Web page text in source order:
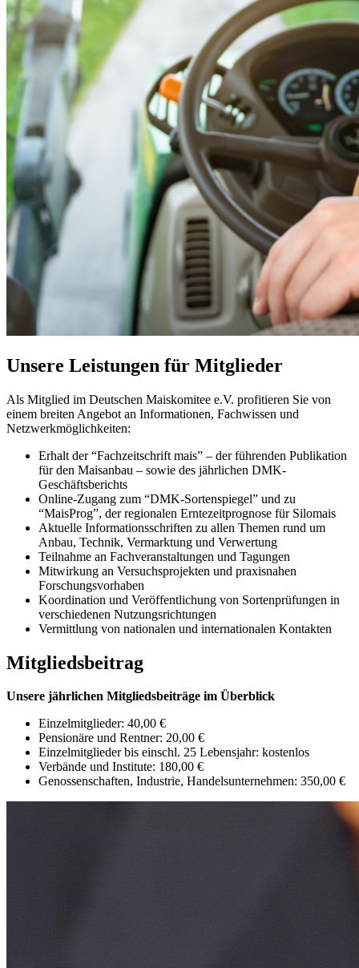
Unsere Leistungen für Mitglieder
Als Mitglied im Deutschen Maiskomitee e.V. profitieren Sie von
einem breiten Angebot an Informationen, Fachwissen und
Netzwerkmöglichkeiten:
Erhalt der “Fachzeitschrift mais” – der führenden Publikation
für den Maisanbau – sowie des jährlichen DMK-
Geschäftsberichts
Online-Zugang zum “DMK-Sortenspiegel” und zu
“MaisProg”, der regionalen Erntezeitprognose für Silomais
Aktuelle Informationsschriften zu allen Themen rund um
Anbau, Technik, Vermarktung und Verwertung
Teilnahme an Fachveranstaltungen und Tagungen
Mitwirkung an Versuchsprojekten und praxisnahen
Forschungsvorhaben
Koordination und Veröffentlichung von Sortenprüfungen in
verschiedenen Nutzungsrichtungen
Vermittlung von nationalen und internationalen Kontakten
Mitgliedsbeitrag
Unsere jährlichen Mitgliedsbeiträge im Überblick
Einzelmitglieder: 40,00 €
Pensionäre und Rentner: 20,00 €
Einzelmitglieder bis einschl. 25 Lebensjahr: kostenlos
Verbände und Institute: 180,00 €
Genossenschaften, Industrie, Handelsunternehmen: 350,00 €